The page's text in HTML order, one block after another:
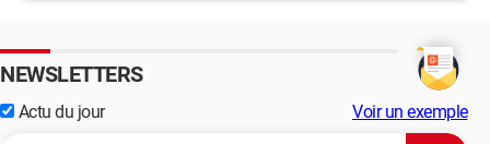
NEWSLETTERS
Actu du jour Voir un exemple